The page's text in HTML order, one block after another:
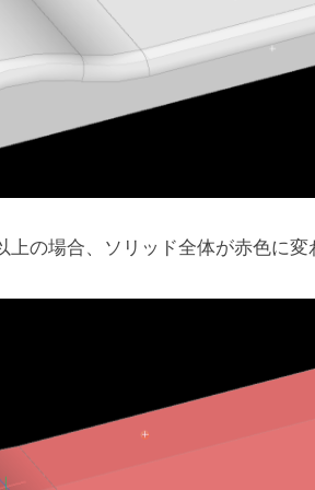
の場合、ソリッド全体が赤色に変